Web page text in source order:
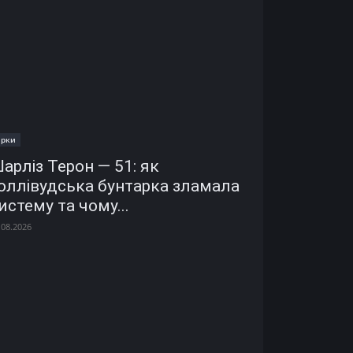
Терон — 51: як
бунтарка зламала
та чому...